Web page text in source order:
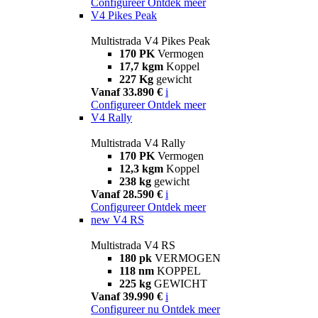
V4 Pikes Peak
Multistrada V4 Pikes Peak
170 PK Vermogen
17,7 kgm Koppel
227 Kg gewicht
Vanaf 33.890 € i
Configureer Ontdek meer
V4 Rally
Multistrada V4 Rally
170 PK Vermogen
12,3 kgm Koppel
238 kg gewicht
Vanaf 28.590 € i
Configureer Ontdek meer
new V4 RS
Multistrada V4 RS
180 pk VERMOGEN
118 nm KOPPEL
225 kg GEWICHT
Vanaf 39.990 € i
Configureer nu Ontdek meer